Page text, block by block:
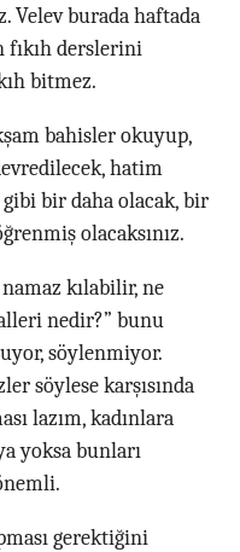
Velev burada haftada
fıkıh derslerini
bitmez.
bahisler okuyup,
hatim
bir daha olacak, bir
olacaksınız.
kılabilir, ne
nedir?” bunu
söylenmiyor.
söylese karşısında
lazım, kadınlara
yoksa bunları
gerektiğini